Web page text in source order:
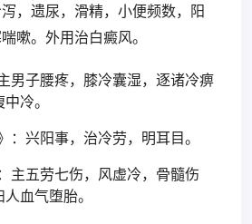
，遗尿，滑精，小便频数，阳
嗽。外用治白癜风。
子腰疼，膝冷囊湿，逐诸冷痹
冷。
兴阳事，治冷劳，明耳目。
五劳七伤，风虚冷，骨髓伤
血气堕胎。